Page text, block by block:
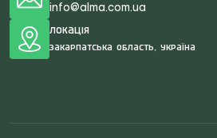
info@alma.com.ua
Локація
Закарпатська область, Україна